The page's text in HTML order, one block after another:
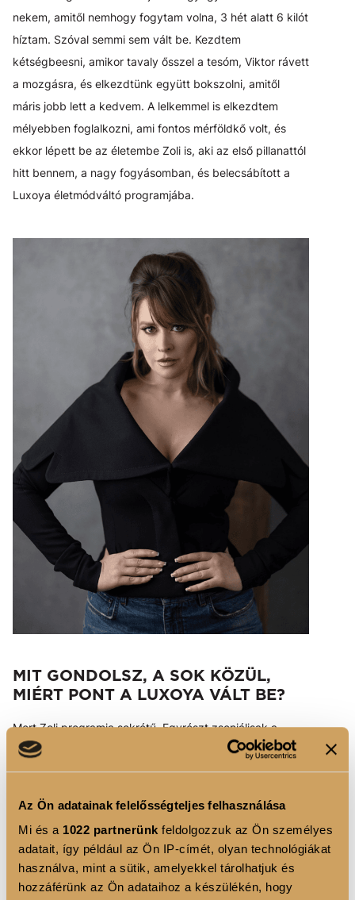
Az Ön adatainak felelősségteljes felhasználása
Mi és a 1022 partnerünk feldolgozzuk az Ön személyes
adatait, így például az Ön IP-címét, olyan technológiákat
használva, mint a sütik, amelyekkel tárolhatjuk és
hozzáférünk az Ön adataihoz a készülékén, hogy
nekem, amitől nemhogy fogytam volna, 3 hét alatt 6 kilót
híztam. Szóval semmi sem vált be. Kezdtem
kétségbeesni, amikor tavaly ősszel a tesóm, Viktor rávett
a mozgásra, és elkezdtünk együtt bokszolni, amitől
máris jobb lett a kedvem. A lelkemmel is elkezdtem
mélyebben foglalkozni, ami fontos mérföldkő volt, és
ekkor lépett be az életembe Zoli is, aki az első pillanattól
hitt bennem, a nagy fogyásomban, és belecsábított a
Luxoya életmódváltó programjába.
MIT GONDOLSZ, A SOK KÖZÜL,
MIÉRT PONT A LUXOYA VÁLT BE?
Mert Zoli programja sokrétű. Egyrészt zseniálisak a
termékei: imádom a fehérjeszeletét, amiből mindig van a
táskámban, a pudingjait, ha nasiznék, de a kedvencem a
rost italpor, amit étkezés előtt megiszom, és szinte máris
jól laktam. Másrészt a Luxoyának van egy támogató
közössége is, az élén Zolival, aki végig ott állt és áll a
mai napi mellettem. Ő egy nagyon inspiráló személyiség,